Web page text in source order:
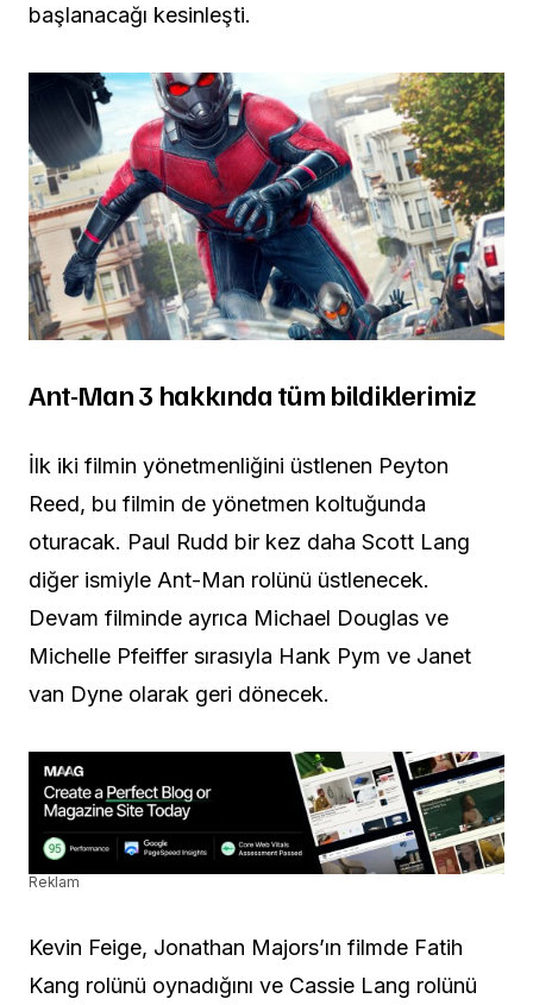
başlanacağı kesinleşti.
Ant-Man 3 hakkında tüm bildiklerimiz
İlk iki filmin yönetmenliğini üstlenen Peyton
Reed, bu filmin de yönetmen koltuğunda
oturacak. Paul Rudd bir kez daha Scott Lang
diğer ismiyle Ant-Man rolünü üstlenecek.
Devam filminde ayrıca Michael Douglas ve
Michelle Pfeiffer sırasıyla Hank Pym ve Janet
van Dyne olarak geri dönecek.
Reklam
Kevin Feige, Jonathan Majors’ın filmde Fatih
Kang rolünü oynadığını ve Cassie Lang rolünü